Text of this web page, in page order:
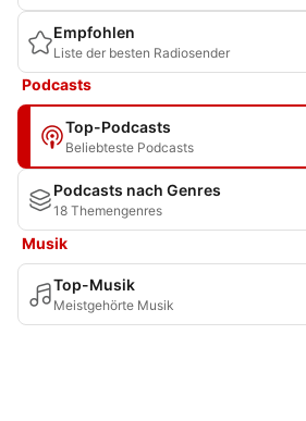
Empfohlen
Liste der besten Radiosender
Podcasts
Top-Podcasts
Beliebteste Podcasts
Podcasts nach Genres
18 Themengenres
Musik
Top-Musik
Meistgehörte Musik